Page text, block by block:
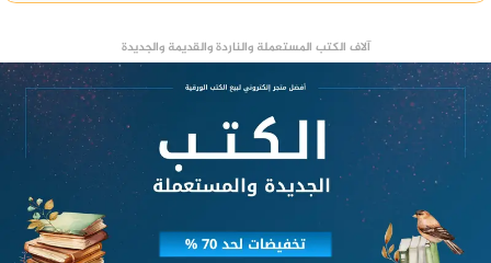
آلاف الكتب المستعملة والناردة والقديمة والجديدة